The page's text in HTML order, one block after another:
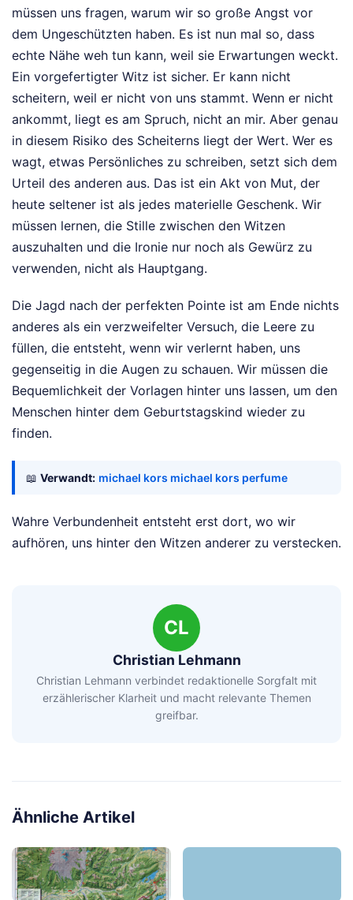
müssen uns fragen, warum wir so große Angst vor
dem Ungeschützten haben. Es ist nun mal so, dass
echte Nähe weh tun kann, weil sie Erwartungen weckt.
Ein vorgefertigter Witz ist sicher. Er kann nicht
scheitern, weil er nicht von uns stammt. Wenn er nicht
ankommt, liegt es am Spruch, nicht an mir. Aber genau
in diesem Risiko des Scheiterns liegt der Wert. Wer es
wagt, etwas Persönliches zu schreiben, setzt sich dem
Urteil des anderen aus. Das ist ein Akt von Mut, der
heute seltener ist als jedes materielle Geschenk. Wir
müssen lernen, die Stille zwischen den Witzen
auszuhalten und die Ironie nur noch als Gewürz zu
verwenden, nicht als Hauptgang.
Die Jagd nach der perfekten Pointe ist am Ende nichts
anderes als ein verzweifelter Versuch, die Leere zu
füllen, die entsteht, wenn wir verlernt haben, uns
gegenseitig in die Augen zu schauen. Wir müssen die
Bequemlichkeit der Vorlagen hinter uns lassen, um den
Menschen hinter dem Geburtstagskind wieder zu
finden.
📖 Verwandt: michael kors michael kors perfume
Wahre Verbundenheit entsteht erst dort, wo wir
aufhören, uns hinter den Witzen anderer zu verstecken.
CL
Christian Lehmann
Christian Lehmann verbindet redaktionelle Sorgfalt mit
erzählerischer Klarheit und macht relevante Themen
greifbar.
Ähnliche Artikel